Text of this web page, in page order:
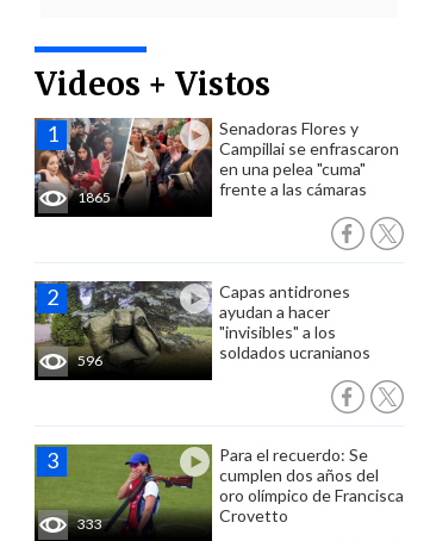
Videos + Vistos
1865
Senadoras Flores y
Campillai se enfrascaron
en una pelea "cuma"
frente a las cámaras
596
Capas antidrones
ayudan a hacer
"invisibles" a los
soldados ucranianos
333
Para el recuerdo: Se
cumplen dos años del
oro olímpico de Francisca
Crovetto